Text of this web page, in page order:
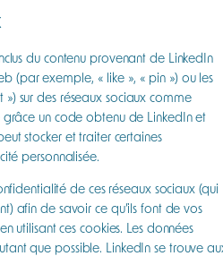
du contenu provenant de LinkedIn
(par exemple, « like », « pin ») ou les
sur des réseaux sociaux comme
grâce un code obtenu de LinkedIn et
stocker et traiter certaines
personnalisée.
de ces réseaux sociaux (qui
afin de savoir ce qu’ils font de vos
utilisant ces cookies. Les données
que possible. LinkedIn se trouve